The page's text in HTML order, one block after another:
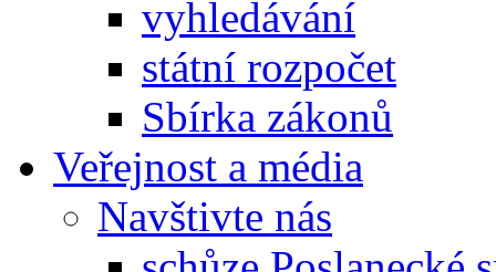
vyhledávání
státní rozpočet
Sbírka zákonů
Veřejnost a média
Navštivte nás